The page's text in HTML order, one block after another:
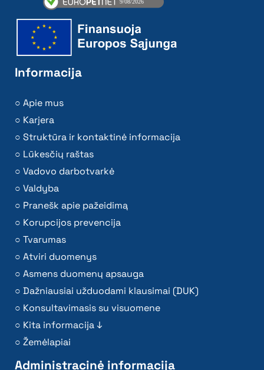
Informacija
Apie mus
Karjera
Struktūra ir kontaktinė informacija
Lūkesčių raštas
Vadovo darbotvarkė
Valdyba
Pranešk apie pažeidimą
Korupcijos prevencija
Tvarumas
Atviri duomenys
Asmens duomenų apsauga
Dažniausiai užduodami klausimai (DUK)
Konsultavimasis su visuomene
Kita informacija ↓
Žemėlapiai
Administracinė informacija